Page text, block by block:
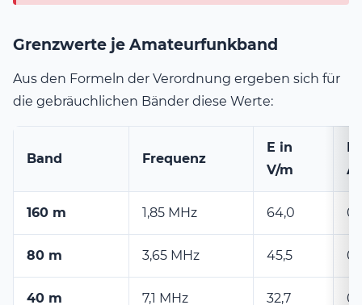
Grenzwerte je Amateurfunkband
Aus den Formeln der Verordnung ergeben sich für
die gebräuchlichen Bänder diese Werte:
Band Frequenz
E in
V/m
H
160 m 1,85 MHz 64,0
80 m 3,65 MHz 45,5
40 m 7,1 MHz 32,7